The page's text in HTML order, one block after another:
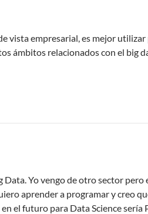
vista empresarial, es mejor utilizar
ámbitos relacionados con el big
Data. Yo vengo de otro sector pero
aprender a programar y creo
el futuro para Data Science sería